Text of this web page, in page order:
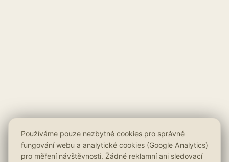
Používáme pouze nezbytné cookies pro správné
fungování webu a analytické cookies (Google Analytics)
pro měření návštěvnosti. Žádné reklamní ani sledovací